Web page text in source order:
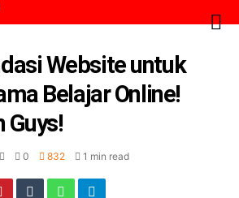
Website untuk
Belajar Online!
Guys!
0 832 1 min read